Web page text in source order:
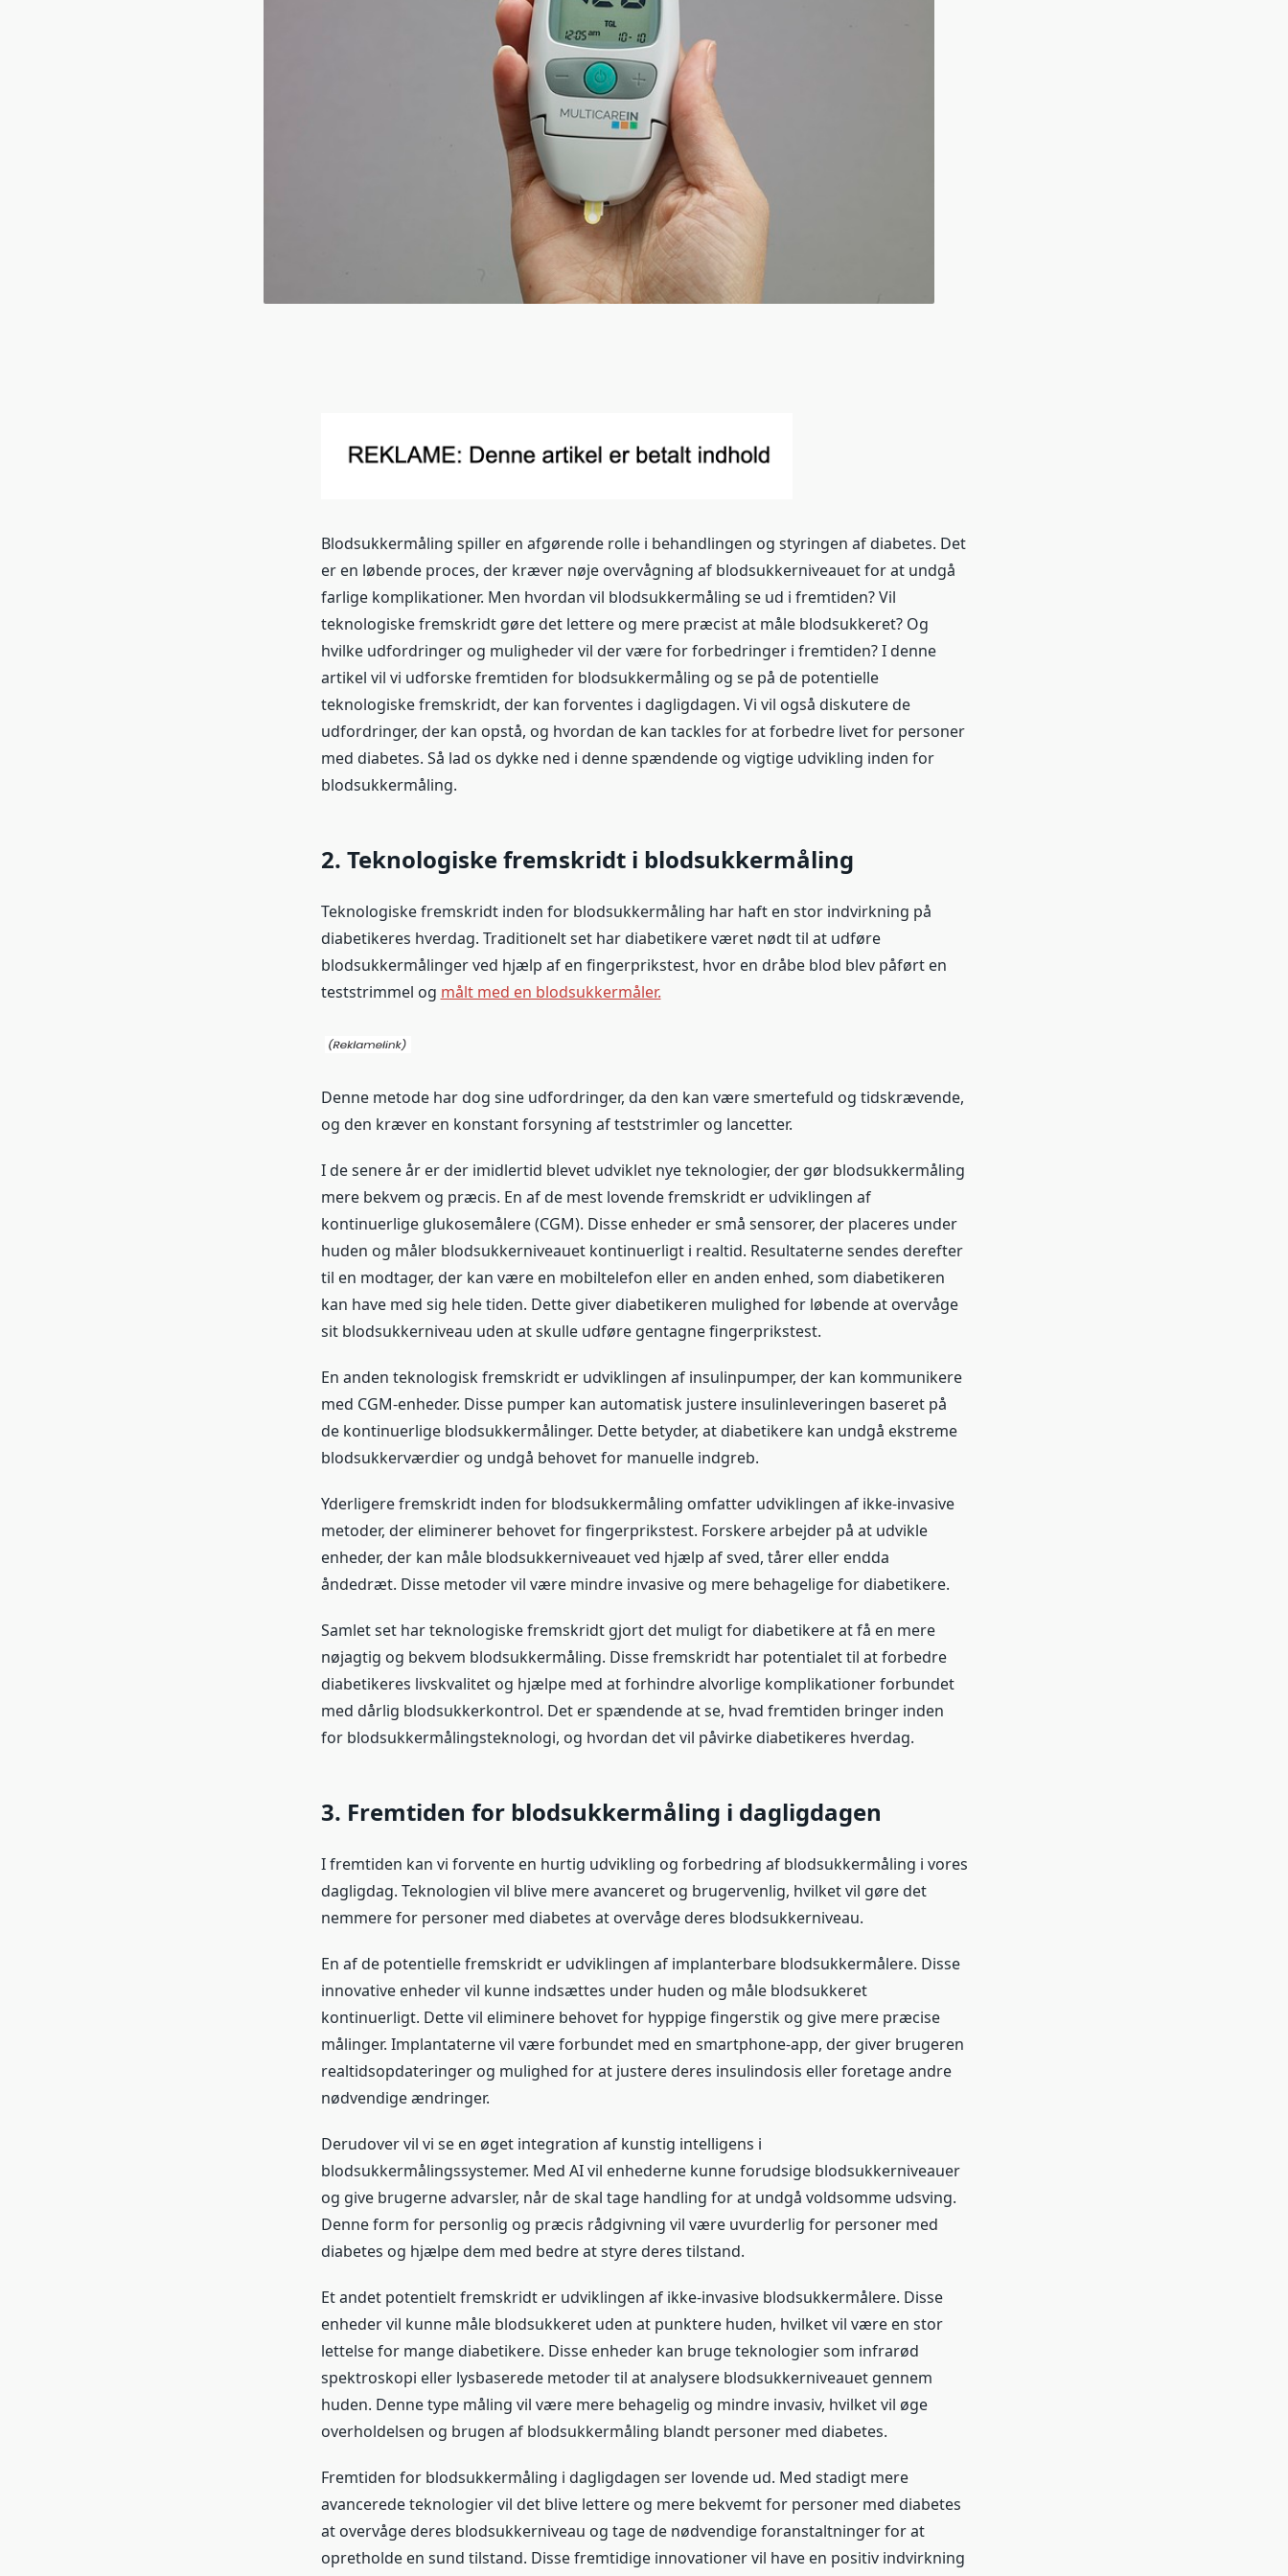
Blodsukkermåling spiller en afgørende rolle i behandlingen og styringen af diabetes. Det
er en løbende proces, der kræver nøje overvågning af blodsukkerniveauet for at undgå
farlige komplikationer. Men hvordan vil blodsukkermåling se ud i fremtiden? Vil
teknologiske fremskridt gøre det lettere og mere præcist at måle blodsukkeret? Og
hvilke udfordringer og muligheder vil der være for forbedringer i fremtiden? I denne
artikel vil vi udforske fremtiden for blodsukkermåling og se på de potentielle
teknologiske fremskridt, der kan forventes i dagligdagen. Vi vil også diskutere de
udfordringer, der kan opstå, og hvordan de kan tackles for at forbedre livet for personer
med diabetes. Så lad os dykke ned i denne spændende og vigtige udvikling inden for
blodsukkermåling.
2. Teknologiske fremskridt i blodsukkermåling
Teknologiske fremskridt inden for blodsukkermåling har haft en stor indvirkning på
diabetikeres hverdag. Traditionelt set har diabetikere været nødt til at udføre
blodsukkermålinger ved hjælp af en fingerprikstest, hvor en dråbe blod blev påført en
teststrimmel og målt med en blodsukkermåler.
Denne metode har dog sine udfordringer, da den kan være smertefuld og tidskrævende,
og den kræver en konstant forsyning af teststrimler og lancetter.
I de senere år er der imidlertid blevet udviklet nye teknologier, der gør blodsukkermåling
mere bekvem og præcis. En af de mest lovende fremskridt er udviklingen af ​​
kontinuerlige glukosemålere (CGM). Disse enheder er små sensorer, der placeres under
huden og måler blodsukkerniveauet kontinuerligt i realtid. Resultaterne sendes derefter
til en modtager, der kan være en mobiltelefon eller en anden enhed, som diabetikeren
kan have med sig hele tiden. Dette giver diabetikeren mulighed for løbende at overvåge
sit blodsukkerniveau uden at skulle udføre gentagne fingerprikstest.
En anden teknologisk fremskridt er udviklingen af ​​insulinpumper, der kan kommunikere
med CGM-enheder. Disse pumper kan automatisk justere insulinleveringen baseret på
de kontinuerlige blodsukkermålinger. Dette betyder, at diabetikere kan undgå ekstreme
blodsukkerværdier og undgå behovet for manuelle indgreb.
Yderligere fremskridt inden for blodsukkermåling omfatter udviklingen af ​​ikke-invasive
metoder, der eliminerer behovet for fingerprikstest. Forskere arbejder på at udvikle
enheder, der kan måle blodsukkerniveauet ved hjælp af sved, tårer eller endda
åndedræt. Disse metoder vil være mindre invasive og mere behagelige for diabetikere.
Samlet set har teknologiske fremskridt gjort det muligt for diabetikere at få en mere
nøjagtig og bekvem blodsukkermåling. Disse fremskridt har potentialet til at forbedre
diabetikeres livskvalitet og hjælpe med at forhindre alvorlige komplikationer forbundet
med dårlig blodsukkerkontrol. Det er spændende at se, hvad fremtiden bringer inden
for blodsukkermålingsteknologi, og hvordan det vil påvirke diabetikeres hverdag.
3. Fremtiden for blodsukkermåling i dagligdagen
I fremtiden kan vi forvente en hurtig udvikling og forbedring af blodsukkermåling i vores
dagligdag. Teknologien vil blive mere avanceret og brugervenlig, hvilket vil gøre det
nemmere for personer med diabetes at overvåge deres blodsukkerniveau.
En af de potentielle fremskridt er udviklingen af ​​implanterbare blodsukkermålere. Disse
innovative enheder vil kunne indsættes under huden og måle blodsukkeret
kontinuerligt. Dette vil eliminere behovet for hyppige fingerstik og give mere præcise
målinger. Implantaterne vil være forbundet med en smartphone-app, der giver brugeren
realtidsopdateringer og mulighed for at justere deres insulindosis eller foretage andre
nødvendige ændringer.
Derudover vil vi se en øget integration af kunstig intelligens i
blodsukkermålingssystemer. Med AI vil enhederne kunne forudsige blodsukkerniveauer
og give brugerne advarsler, når de skal tage handling for at undgå voldsomme udsving.
Denne form for personlig og præcis rådgivning vil være uvurderlig for personer med
diabetes og hjælpe dem med bedre at styre deres tilstand.
Et andet potentielt fremskridt er udviklingen af ​​ikke-invasive blodsukkermålere. Disse
enheder vil kunne måle blodsukkeret uden at punktere huden, hvilket vil være en stor
lettelse for mange diabetikere. Disse enheder kan bruge teknologier som infrarød
spektroskopi eller lysbaserede metoder til at analysere blodsukkerniveauet gennem
huden. Denne type måling vil være mere behagelig og mindre invasiv, hvilket vil øge
overholdelsen og brugen af ​​blodsukkermåling blandt personer med diabetes.
Fremtiden for blodsukkermåling i dagligdagen ser lovende ud. Med stadigt mere
avancerede teknologier vil det blive lettere og mere bekvemt for personer med diabetes
at overvåge deres blodsukkerniveau og tage de nødvendige foranstaltninger for at
opretholde en sund tilstand. Disse fremtidige innovationer vil have en positiv indvirkning